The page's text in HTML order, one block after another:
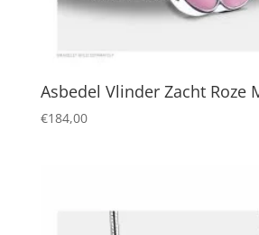
Asbedel Vlinder Zacht Roze
€184,00